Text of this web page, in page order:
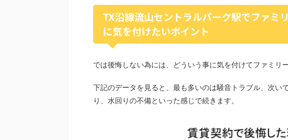
TX沿線流山セントラルパーク駅でファミ
に気を付けたいポイント
では後悔しない為には、どういう事に気を付けてファミリ
下記のデータを見ると、最も多いのは騒音トラブル、次い
り、水回りの不備といった感じで続きます。